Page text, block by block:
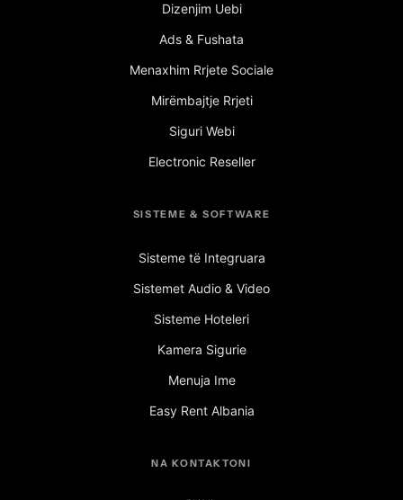
Dizenjim Uebi
Ads & Fushata
Menaxhim Rrjete Sociale
Mirëmbajtje Rrjeti
Siguri Webi
Electronic Reseller
SISTEME & SOFTWARE
Sisteme të Integruara
Sistemet Audio & Video
Sisteme Hoteleri
Kamera Sigurie
Menuja Ime
Easy Rent Albania
NA KONTAKTONI